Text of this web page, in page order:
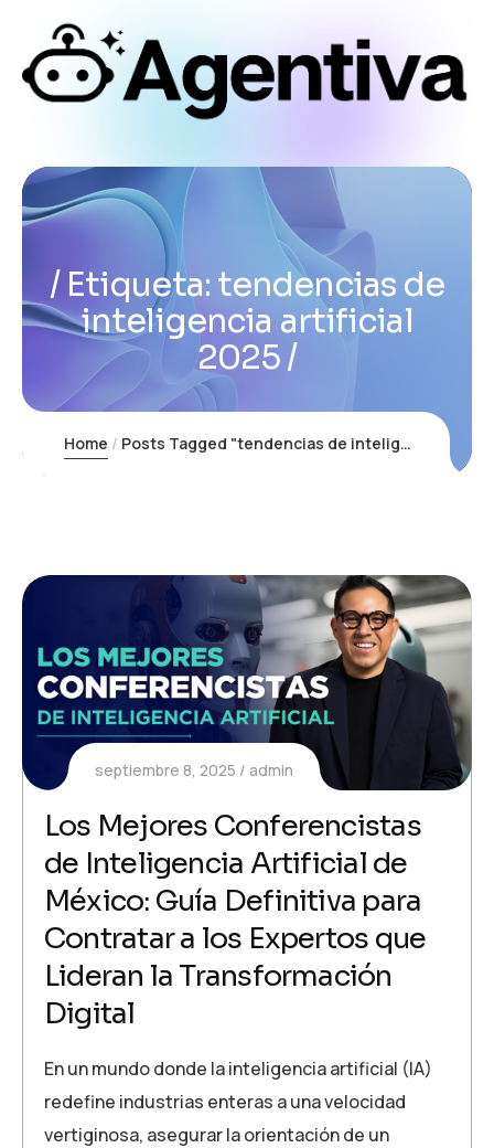
Etiqueta: tendencias de
inteligencia artificial
2025
Home Posts Tagged "tendencias de inteligencia artificial 2025"
septiembre 8, 2025 admin
Los Mejores Conferencistas
de Inteligencia Artificial de
México: Guía Definitiva para
Contratar a los Expertos que
Lideran la Transformación
Digital
En un mundo donde la inteligencia artificial (IA)
redefine industrias enteras a una velocidad
vertiginosa, asegurar la orientación de un